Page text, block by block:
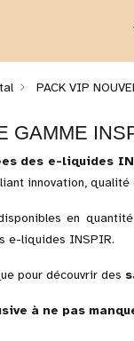
PACK VIP
GAMME
des e-liquides
innovation,
en
e-liquides INSPIR.
pour découvrir des
à ne pas